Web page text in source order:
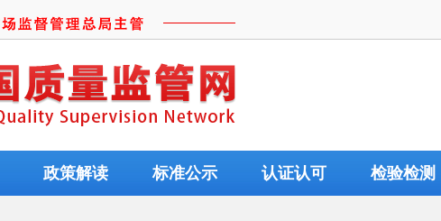
政策解读 标准公示 认证认可 检验检测